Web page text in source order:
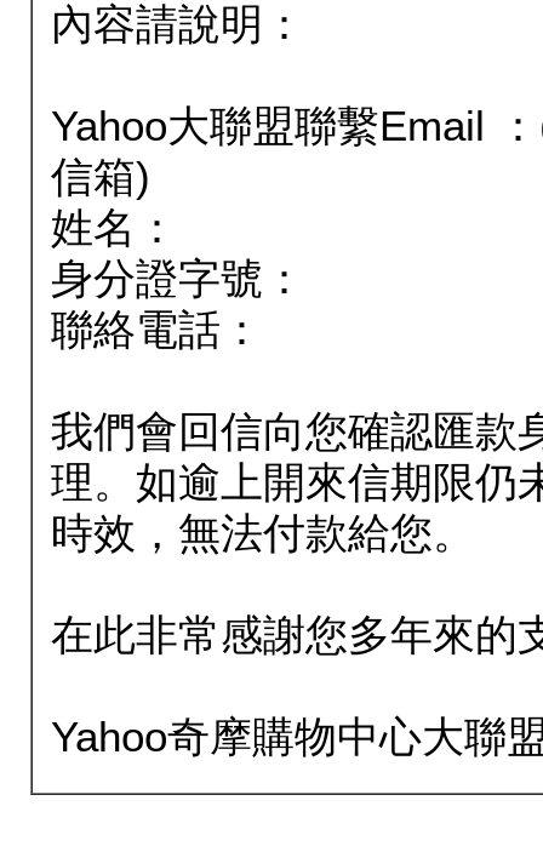
內容請說明：
Yahoo大聯盟聯繫Email
信箱)
姓名：
身分證字號：
聯絡電話：
我們會回信向您確認匯款
理。如逾上開來信期限仍
時效，無法付款給您。
在此非常感謝您多年來的
Yahoo奇摩購物中心大